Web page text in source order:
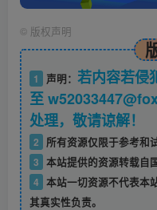
© 版权声明
1 声明： 若内容若侵
至
处理，敬请谅解！
2
所有资源仅限于参考和
3 本站提供的资源转载自
4 本站一切资源不代表本
其真实性负责。